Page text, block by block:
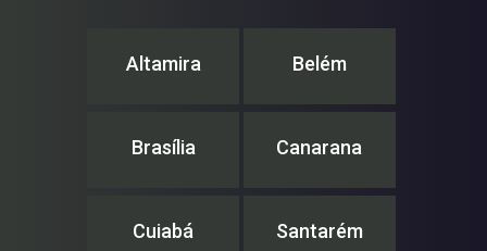
Altamira Belém
Brasília Canarana
Cuiabá Santarém